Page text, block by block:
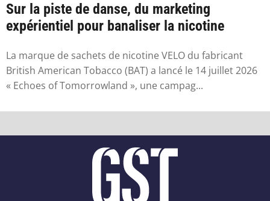
Sur la piste de danse, du marketing
expérientiel pour banaliser la nicotine
La marque de sachets de nicotine VELO du fabricant
British American Tobacco (BAT) a lancé le 14 juillet 2026
« Echoes of Tomorrowland », une campag...